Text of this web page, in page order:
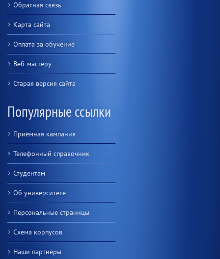
Обратная связь
Карта сайта
Оплата за обучение
Веб-мастеру
Старая версия сайта
Популярные ссылки
Приёмная кампания
Телефонный справочник
Студентам
Об университете
Персональные страницы
Схема корпусов
Наши партнёры